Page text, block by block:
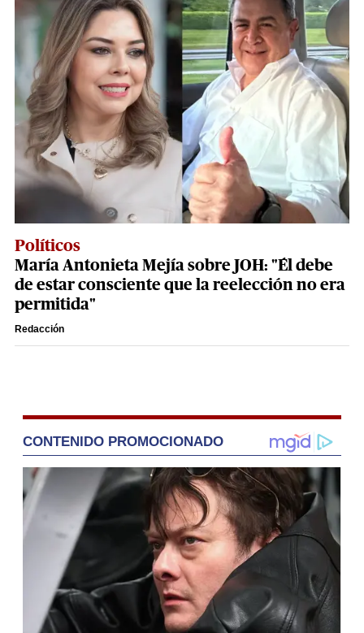
Políticos
María Antonieta Mejía sobre JOH: "Él debe
de estar consciente que la reelección no era
permitida"
Redacción
CONTENIDO PROMOCIONADO